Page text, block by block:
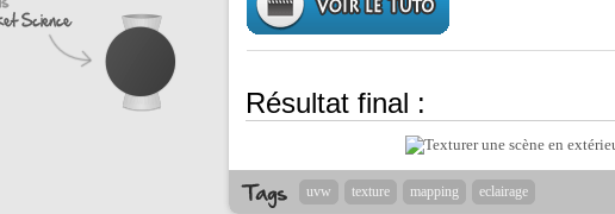
Résultat final :
uvw texture mapping eclairage